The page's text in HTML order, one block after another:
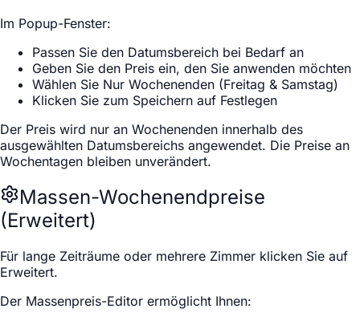
Im Popup-Fenster:
Passen Sie den Datumsbereich bei Bedarf an
Geben Sie den Preis ein, den Sie anwenden möchten
Wählen Sie Nur Wochenenden (Freitag & Samstag)
Klicken Sie zum Speichern auf Festlegen
Der Preis wird nur an Wochenenden innerhalb des
ausgewählten Datumsbereichs angewendet. Die Preise an
Wochentagen bleiben unverändert.
Massen-Wochenendpreise
(Erweitert)
Für lange Zeiträume oder mehrere Zimmer klicken Sie auf
Erweitert.
Der Massenpreis-Editor ermöglicht Ihnen: